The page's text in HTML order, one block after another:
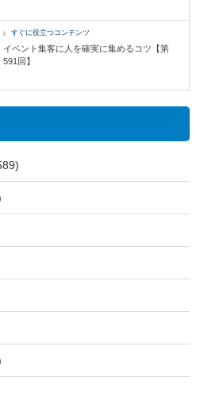
すぐに役立つコンテンツ
イベント集客に人を確実に集めるコツ【第
591回】